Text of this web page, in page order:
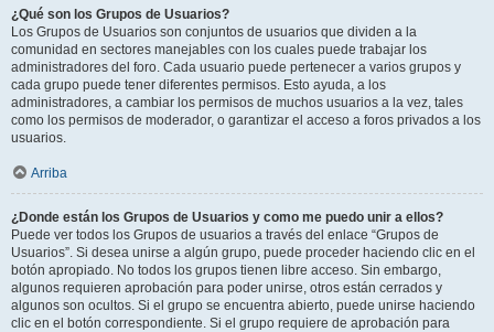
¿Qué son los Grupos de Usuarios?
Los Grupos de Usuarios son conjuntos de usuarios que dividen a la
comunidad en sectores manejables con los cuales puede trabajar los
administradores del foro. Cada usuario puede pertenecer a varios grupos y
cada grupo puede tener diferentes permisos. Esto ayuda, a los
administradores, a cambiar los permisos de muchos usuarios a la vez, tales
como los permisos de moderador, o garantizar el acceso a foros privados a los
usuarios.
Arriba
¿Donde están los Grupos de Usuarios y como me puedo unir a ellos?
Puede ver todos los Grupos de usuarios a través del enlace “Grupos de
Usuarios”. Si desea unirse a algún grupo, puede proceder haciendo clic en el
botón apropiado. No todos los grupos tienen libre acceso. Sin embargo,
algunos requieren aprobación para poder unirse, otros están cerrados y
algunos son ocultos. Si el grupo se encuentra abierto, puede unirse haciendo
clic en el botón correspondiente. Si el grupo requiere de aprobación para